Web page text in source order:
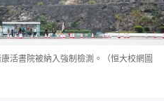
活書院被納入強制檢測。（恒大校網圖